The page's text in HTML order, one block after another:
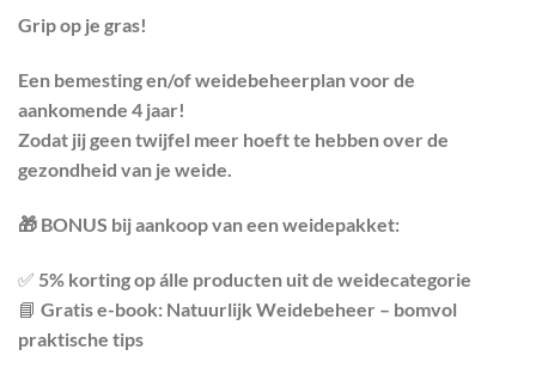
€ 500,00
Grip op je gras!
Een bemesting en/of weidebeheerplan voor de
aankomende 4 jaar!
Zodat jij geen twijfel meer hoeft te hebben over de
gezondheid van je weide.
🎁 BONUS bij aankoop van een weidepakket:
✅ 5% korting op álle producten uit de weidecategorie
📘 Gratis e-book: Natuurlijk Weidebeheer – bomvol
praktische tips